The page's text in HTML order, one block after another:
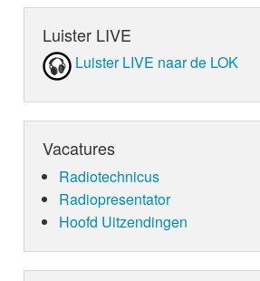
Luister LIVE
Luister LIVE naar de LOK
Vacatures
Radiotechnicus
Radiopresentator
Hoofd Uitzendingen